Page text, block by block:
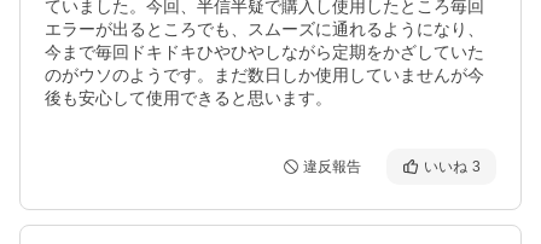
ていました。今回、半信半疑で購入し使用したところ毎回
エラーが出るところでも、スムーズに通れるようになり、
今まで毎回ドキドキひやひやしながら定期をかざしていた
のがウソのようです。まだ数日しか使用していませんが今
後も安心して使用できると思います。
違反報告 いいね 3